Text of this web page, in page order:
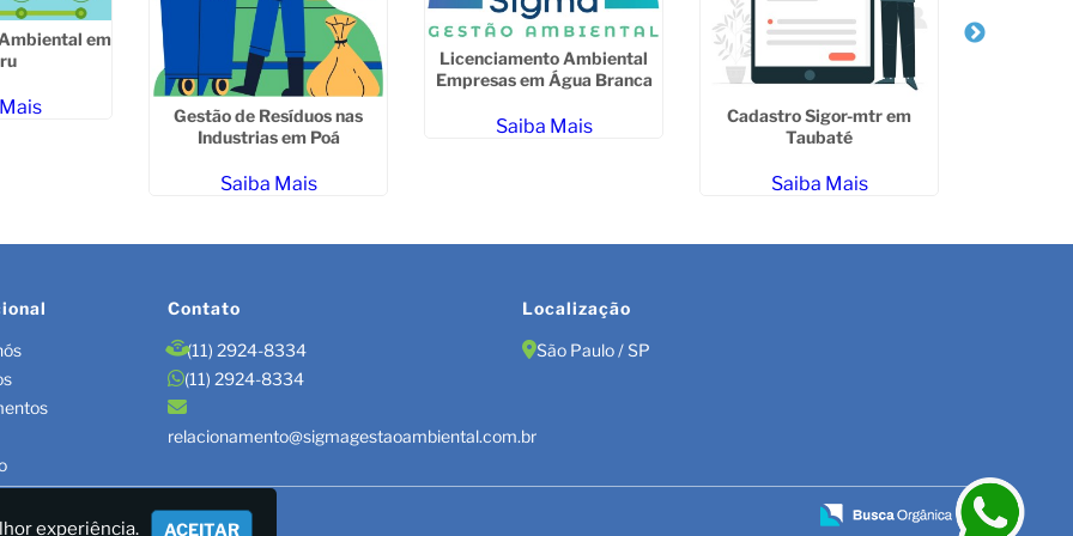
em
Gestão de Resíduos nas
Industrias em Poá
Saiba Mais
Licenciamento Ambiental
Empresas em Água Branca
Saiba Mais
Cadastro Sigor-mtr em
Taubaté
Saiba Mais
Contato
(11) 2924-8334
(11) 2924-8334
relacionamento@sigmagestaoambiental.com.br
Localização
São Paulo / SP
DE RESÍDUOS/LAUDOS
experiência. ACEITAR